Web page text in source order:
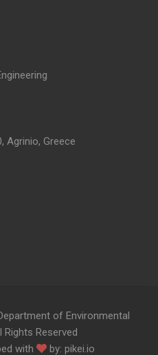
Agrinio, Greece
of Environmental
Rights Reserved
with
by: pikei.io